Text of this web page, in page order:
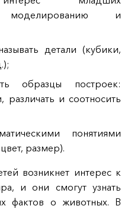
и
детали (кубики,
образцы построек:
различать и соотносить
понятиями
размер).
возникнет интерес к
и они смогут узнать
фактов о животных. В